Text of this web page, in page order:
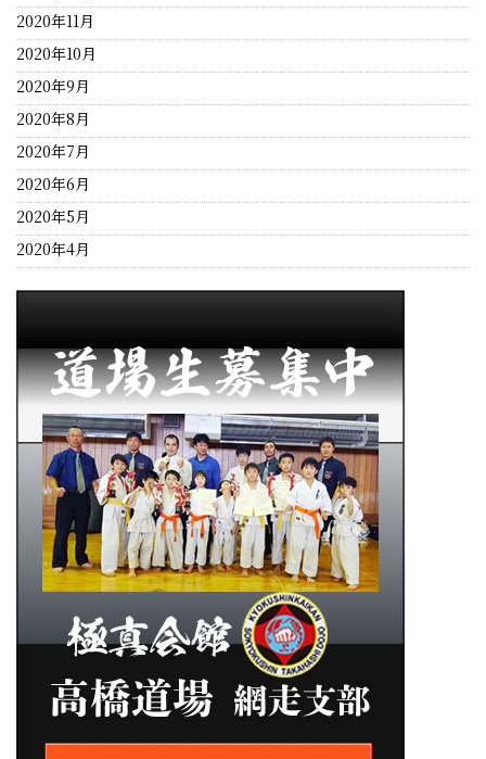
2020年11月
2020年10月
2020年9月
2020年8月
2020年7月
2020年6月
2020年5月
2020年4月